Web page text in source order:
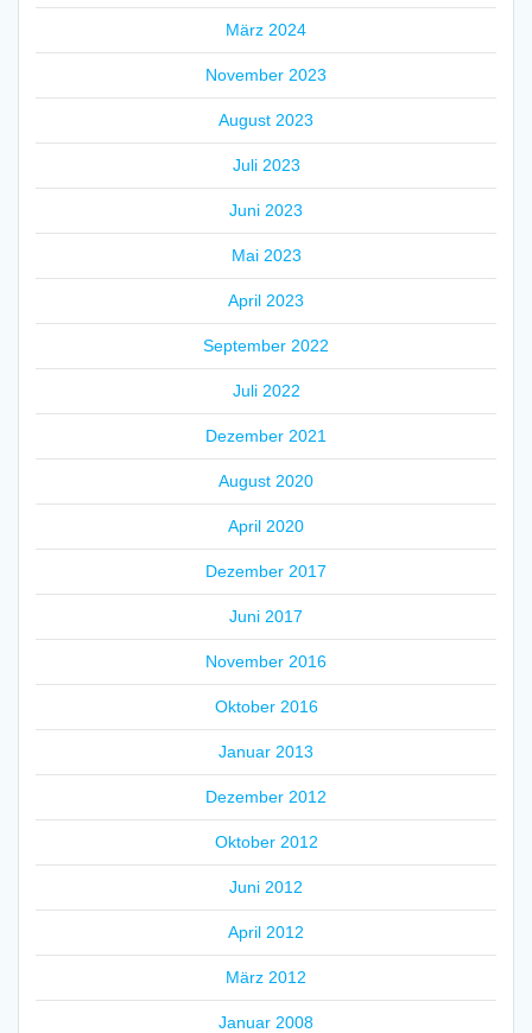
März 2024
November 2023
August 2023
Juli 2023
Juni 2023
Mai 2023
April 2023
September 2022
Juli 2022
Dezember 2021
August 2020
April 2020
Dezember 2017
Juni 2017
November 2016
Oktober 2016
Januar 2013
Dezember 2012
Oktober 2012
Juni 2012
April 2012
März 2012
Januar 2008